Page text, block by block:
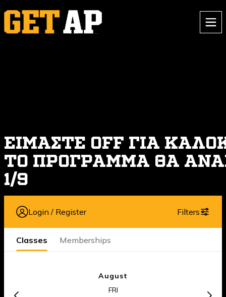
ΠΡΟΣΦΟΡΆ 3 ΜΑΘΉΜΑΤΑ ΜΌΝΟ ΓΙΑ 15€
ΕΙΜΑΣΤΕ ΟFF ΓΙΑ
ΤΟ ΠΡΟΓΡΑΜΜΑ ΘΑ
1/9